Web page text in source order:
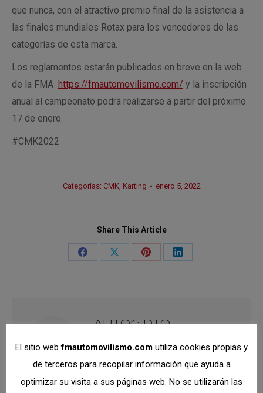
que nunca, con el atractivo premio final de la asistencia a
las finales mundiales Rotax para los vencedores de las
categorías de esta marca.
Los reglamentos estarán publicados en breve en la web
de la FMA https://fmautomovilismo.com/ y la inscripción
anual al campeonato podrá realizarse a partir del próximo
17 de enero.
#CMK2022
Categorías: CMK, Karting enero 5, 2022
Share This Article
Share
Share
Share
Share
Autor:Dto.
https://fmautomovilismo.com/
El sitio webfmautomovilismo.com utiliza cookies propias y
de terceros para recopilar información que ayuda a
optimizar su visita a sus páginas web. No se utilizarán las